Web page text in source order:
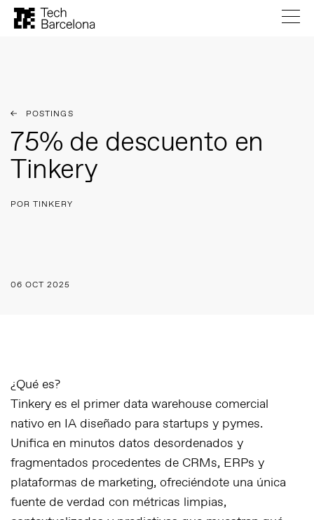
POSTINGS
75% de descuento en
Tinkery
POR TINKERY
06 OCT 2025
¿Qué es?
Tinkery es el primer data warehouse comercial
nativo en IA diseñado para startups y pymes.
Unifica en minutos datos desordenados y
fragmentados procedentes de CRMs, ERPs y
plataformas de marketing, ofreciéndote una única
fuente de verdad con métricas limpias,